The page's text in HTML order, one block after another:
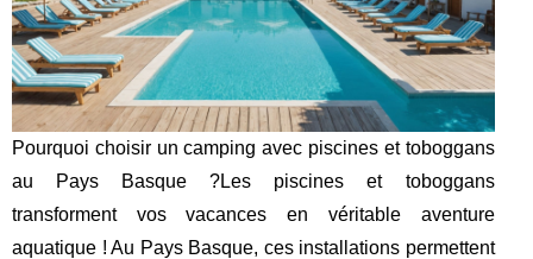
Pourquoi choisir un camping avec piscines et toboggans
au Pays Basque ?Les piscines et toboggans
transforment vos vacances en véritable aventure
aquatique ! Au Pays Basque, ces installations permettent